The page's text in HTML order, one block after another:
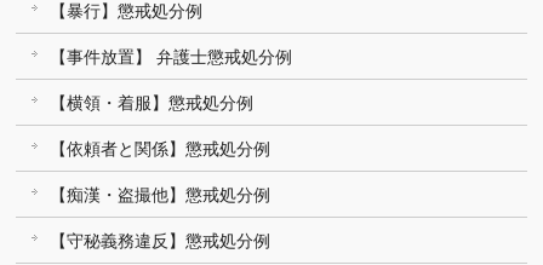
【暴行】懲戒処分例
【事件放置】 弁護士懲戒処分例
【横領・着服】懲戒処分例
【依頼者と関係】懲戒処分例
【痴漢・盗撮他】懲戒処分例
【守秘義務違反】懲戒処分例